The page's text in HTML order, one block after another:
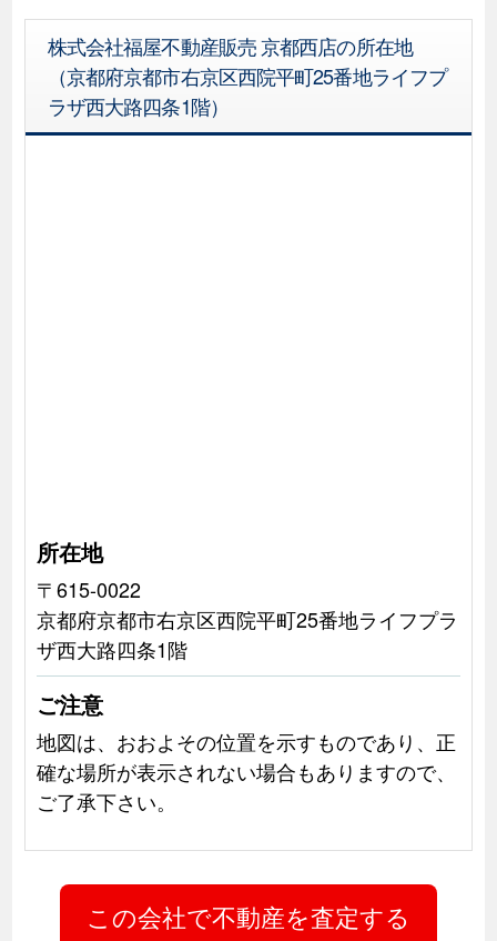
株式会社福屋不動産販売 京都西店の所在地
（京都府京都市右京区西院平町25番地ライフプ
ラザ西大路四条1階）
所在地
〒615-0022
京都府京都市右京区西院平町25番地ライフプラ
ザ西大路四条1階
ご注意
地図は、おおよその位置を示すものであり、正
確な場所が表示されない場合もありますので、
ご了承下さい。